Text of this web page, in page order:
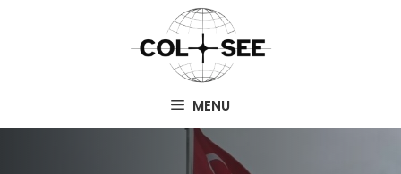
MENU